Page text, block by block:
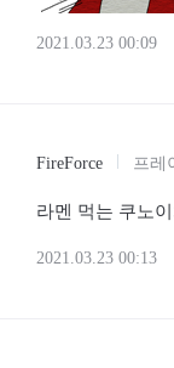
2021.03.23 00:09
FireForce 프레
라멘 먹는 쿠노이
2021.03.23 00:13